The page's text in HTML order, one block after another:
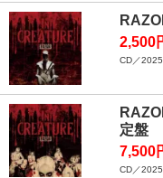
2,500
CD／
定盤
7,500
CD／